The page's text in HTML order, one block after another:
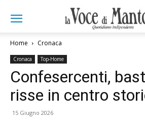
Home Cronaca
Cronaca Top-Home
Confesercenti,
risse in centro
15 Giugno 2026